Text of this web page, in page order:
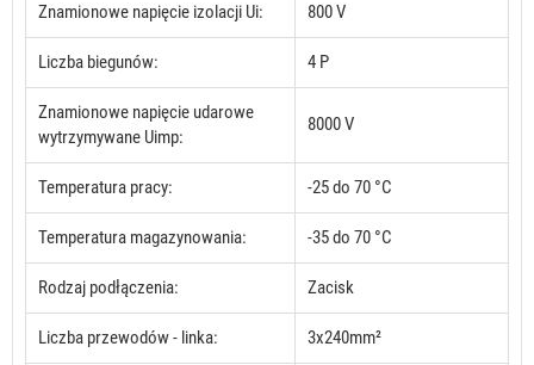
Znamionowe napięcie izolacji Ui: 800 V
Liczba biegunów: 4 P
Znamionowe napięcie udarowe
wytrzymywane Uimp:
8000 V
Temperatura pracy: -25 do 70 °C
Temperatura magazynowania: -35 do 70 °C
Rodzaj podłączenia: Zacisk
Liczba przewodów - linka: 3x240mm²